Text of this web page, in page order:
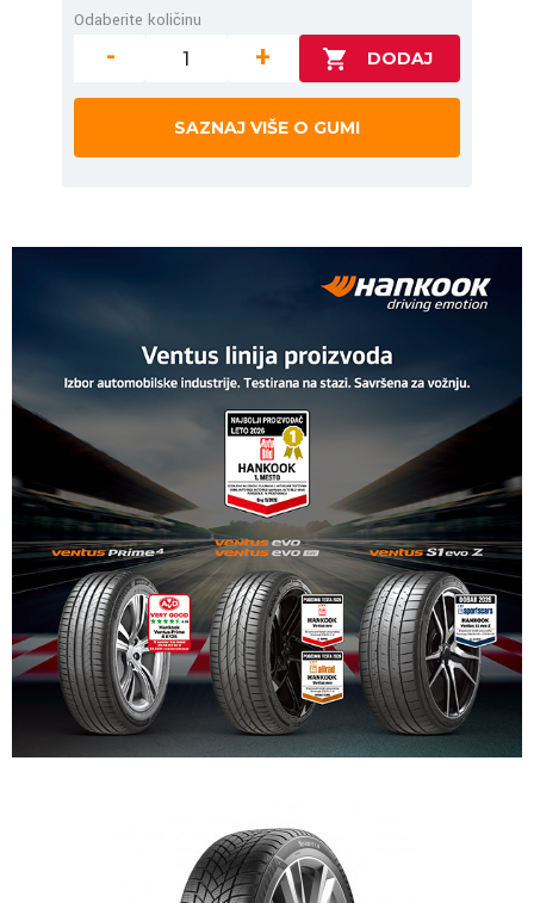
Odaberite količinu
- +
SAZNAJ VIŠE O GUMI